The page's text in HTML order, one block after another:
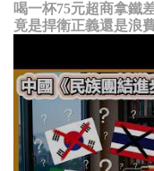
喝一杯75元超商拿鐵
竟是捍衛正義還是浪